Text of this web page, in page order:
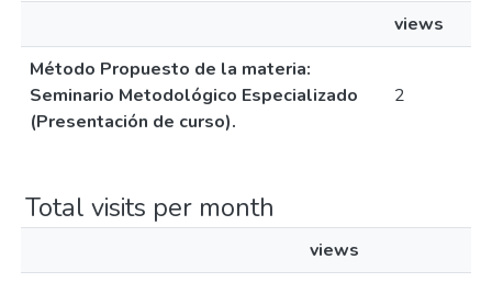
views
Método Propuesto de la materia:
Seminario Metodológico Especializado
(Presentación de curso).
2
Total visits per month
views